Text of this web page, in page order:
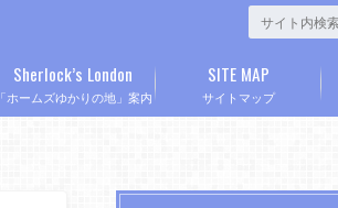
「ホームズゆかりの地」案内
Sherlock’s London
サイトマップ
SITE MAP